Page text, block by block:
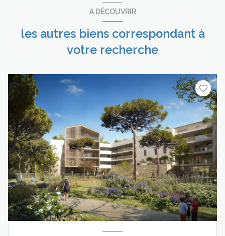
A DÉCOUVRIR
les autres biens correspondant à
votre recherche